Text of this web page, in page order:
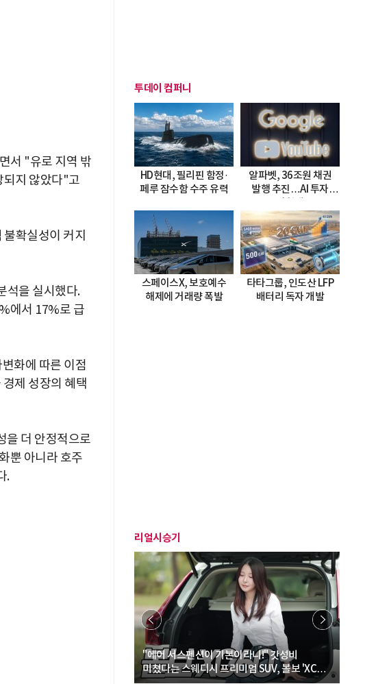
서 "유로 지역 밖
되지 않았다"고
확실성이 커지
석을 실시했다.
에서 17%로 급
화에 따른 이점
제 성장의 혜택
을 더 안정적으로
뿐 아니라 호주
.
투데이 컴퍼니
HD현대, 필리핀 함정·
페루 잠수함 수주 유력
알파벳, 36조원 채권
발행 추진…AI 투자
스페이스X, 보호예수
해제에 거래량 폭발
타타그룹, 인도산 LFP
배터리 독자 개발
리얼시승기
"에어 서스펜션이 기본이라니!" 갓성비
미쳤다는 스웨디시 프리미엄 SUV, 볼보 'XC60